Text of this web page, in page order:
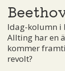
Idag-kolumn i
Allting har en
kommer
revolt?